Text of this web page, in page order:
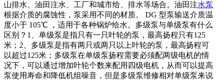
山排水、油田注水、工厂和城市给、排水等场合。油田注水泵
根据介质的腐蚀性，泵采用不同的材质。 DG 型泵输送介质温
度小于 105℃ ，适用于各种锅炉给水。多级泵与单级泵有什么
区别？1、单级泵是指只有一只叶轮的泵，最高扬程只有125
米；2、多级泵是指有两只或两只以上叶轮的泵，最高扬程可
以超过125米；多级泵在单级泵扬程需要必须配两级电机的情
况下，可以通过增加叶轮个数来配用四级电机，从而可以提高
泵使用寿命和降低机组噪音，但是多级泵维修相对单级泵来说